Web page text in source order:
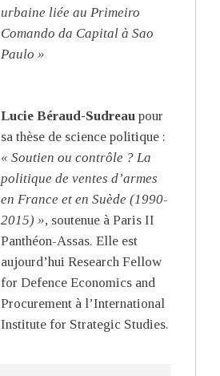
urbaine liée au Primeiro
Comando da Capital à Sao
Paulo »
Lucie Béraud-Sudreaupour
sa thèse de science politique :
« Soutien ou contrôle ? La
politique de ventes d’armes
en France et en Suède (1990-
2015) », soutenue à Paris II
Panthéon-Assas. Elle est
aujourd’hui Research Fellow
for Defence Economics and
Procurement à l’International
Institute for Strategic Studies.